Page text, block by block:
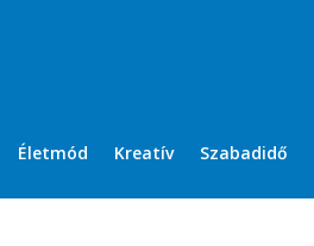
Életmód Kreatív Szabadidő